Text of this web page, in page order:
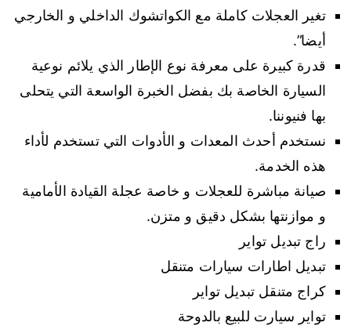
تغير العجلات كاملة مع الكواتشوك الداخلي و الخارجي
أيضا”.
قدرة كبيرة على معرفة نوع الإطار الذي يلائم نوعية
السيارة الخاصة بك بفضل الخبرة الواسعة التي يتحلى
بها فنيوننا.
نستخدم أحدث المعدات و الأدوات التي تستخدم لأداء
هذه الخدمة.
صيانة مباشرة للعجلات و خاصة عجلة القيادة الأمامية
و موازنتها بشكل دقيق و متزن.
راج تبديل تواير
تبديل اطارات سيارات متنقل
كراج متنقل تبديل تواير
تواير سيارت للبيع بالدوحة